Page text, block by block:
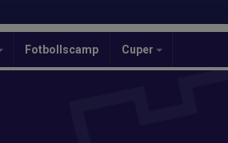
Fotbollscamp Cuper